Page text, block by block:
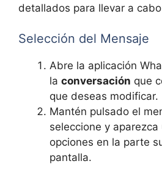
detallados para llevar a
Selección del Mensaje
Abre la aplicación
la conversación que
que deseas modificar.
Mantén pulsado el
seleccione y
opciones en la parte
pantalla.